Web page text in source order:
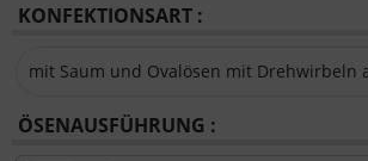
KONFEKTIONSART :
ÖSENAUSFÜHRUNG :